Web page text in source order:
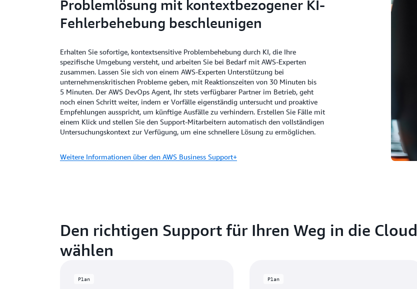
Problemlösung mit kontextbezogener KI-
Fehlerbehebung beschleunigen
Erhalten Sie sofortige, kontextsensitive Problembehebung durch KI, die Ihre
spezifische Umgebung versteht, und arbeiten Sie bei Bedarf mit AWS-Experten
zusammen. Lassen Sie sich von einem AWS-Experten Unterstützung bei
unternehmenskritischen Probleme geben, mit Reaktionszeiten von 30 Minuten bis
5 Minuten. Der AWS DevOps Agent, Ihr stets verfügbarer Partner im Betrieb, geht
noch einen Schritt weiter, indem er Vorfälle eigenständig untersucht und proaktive
Empfehlungen ausspricht, um künftige Ausfälle zu verhindern. Erstellen Sie Fälle mit
einem Klick und stellen Sie den Support-Mitarbeitern automatisch den vollständigen
Untersuchungskontext zur Verfügung, um eine schnellere Lösung zu ermöglichen.
Weitere Informationen über den AWS Business Support+
Den richtigen Support für Ihren Weg in die Cloud
wählen
Plan Plan